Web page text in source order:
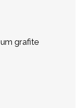
grafite